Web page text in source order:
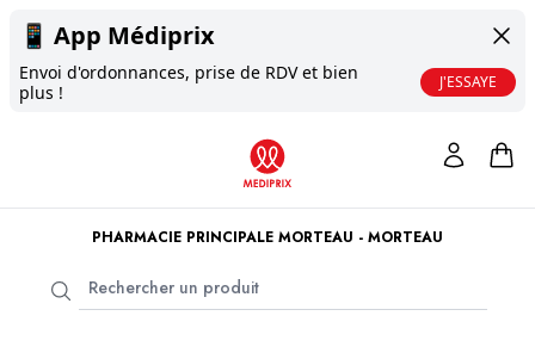
📱 App Médiprix
Envoi d'ordonnances, prise de RDV et bien
plus !
J'ESSAYE
PHARMACIE PRINCIPALE MORTEAU - MORTEAU